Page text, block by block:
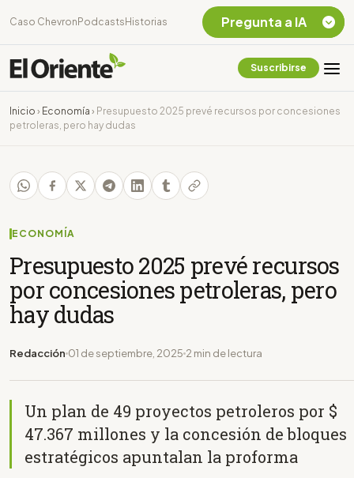
Caso Chevron Podcasts Historias
Suscribirse
Inicio › Economía › Presupuesto 2025 prevé recursos por concesiones
petroleras, pero hay dudas
ECONOMÍA
Presupuesto 2025 prevé recursos
por concesiones petroleras, pero
hay dudas
Redacción 01 de septiembre, 2025 2 min de lectura
Un plan de 49 proyectos petroleros por $
47.367 millones y la concesión de bloques
estratégicos apuntalan la proforma
Pregunta a IA
Chevron Ecuador